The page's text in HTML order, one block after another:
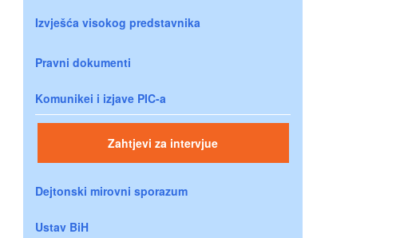
Izvješća visokog predstavnika
Pravni dokumenti
Komunikei i izjave PIC-a
Zahtjevi za intervjue
Dejtonski mirovni sporazum
Ustav BiH